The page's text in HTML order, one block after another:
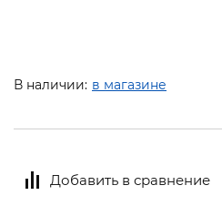
В наличии: в магазине
Добавить в сравнение